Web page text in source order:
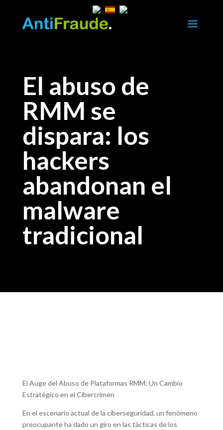
a
El abuso de
RMM se
dispara: los
hackers
abandonan el
malware
tradicional
El Auge del Abuso de Plataformas RMM: Un Cambio
Estratégico en el Cibercrimen
En el escenario actual de la ciberseguridad, un fenómeno
preocupante ha dado un giro en las tácticas de los